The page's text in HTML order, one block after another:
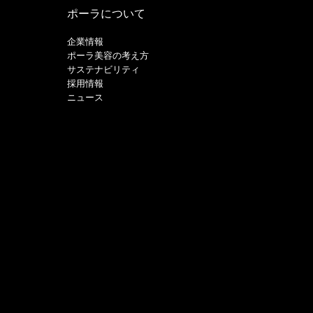
ポーラについて
企業情報
ポーラ美容の考え方
サステナビリティ
採用情報
ニュース